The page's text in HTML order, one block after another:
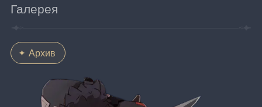
Галерея
Архив